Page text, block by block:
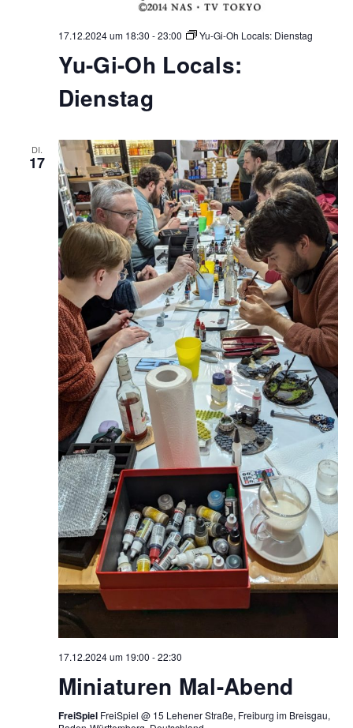
17.12.2024 um 18:30 -23:00 Yu-Gi-Oh Locals: Dienstag
Yu-Gi-Oh Locals:
Dienstag
DI.
17
17.12.2024 um 19:00 -22:30
Miniaturen Mal-Abend
FreiSpiel FreiSpiel @ 15 Lehener Straße, Freiburg im Breisgau,